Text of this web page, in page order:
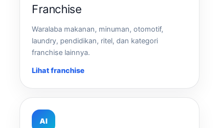
Franchise
Waralaba makanan, minuman, otomotif,
laundry, pendidikan, ritel, dan kategori
franchise lainnya.
Lihat franchise
AI